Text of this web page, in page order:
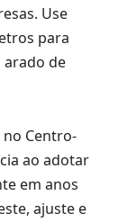
Use
para
arado de
Centro-
ao adotar
em anos
ajuste e